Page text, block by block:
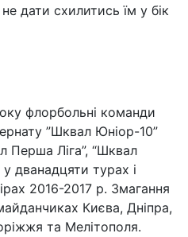
дати схилитись їм у бік
флорбольні команди
”Шквал Юніор-10”
Перша Ліга”, “Шквал
дванадцяти турах і
2016-2017 р. Змагання
Києва, Дніпра,
та Мелітополя.